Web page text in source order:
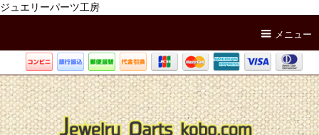
ジュエリーパーツ工房
メニュー